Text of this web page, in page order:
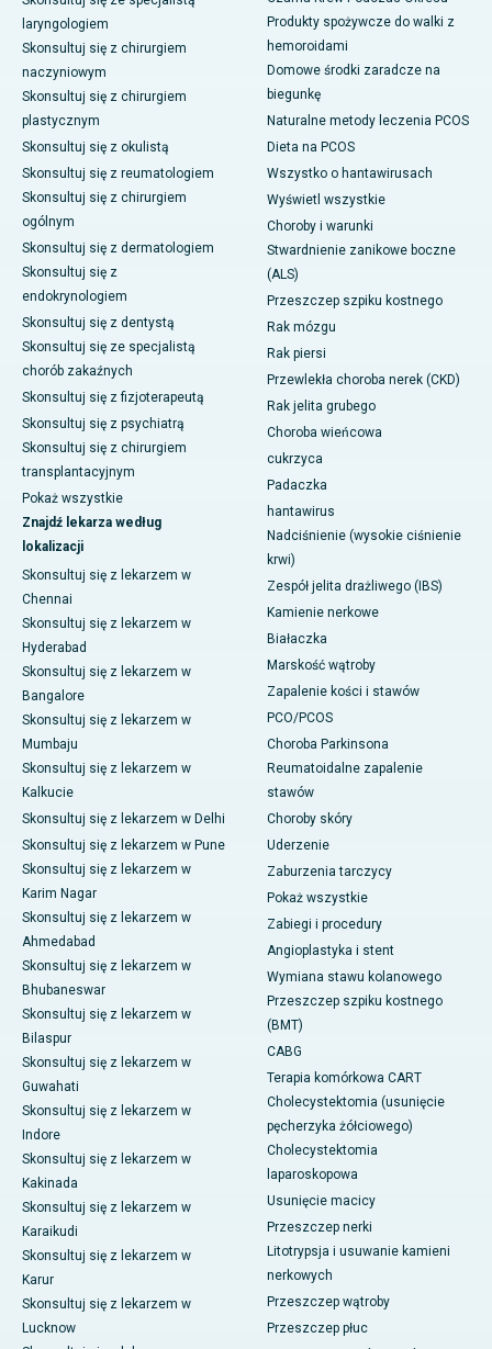
laryngologiem
Skonsultuj się z chirurgiem
naczyniowym
Skonsultuj się z chirurgiem
plastycznym
Skonsultuj się z okulistą
Skonsultuj się z reumatologiem
Skonsultuj się z chirurgiem
ogólnym
Skonsultuj się z dermatologiem
Skonsultuj się z
endokrynologiem
Skonsultuj się z dentystą
Skonsultuj się ze specjalistą
chorób zakaźnych
Skonsultuj się z fizjoterapeutą
Skonsultuj się z psychiatrą
Skonsultuj się z chirurgiem
transplantacyjnym
Pokaż wszystkie
Znajdź lekarza według
lokalizacji
Skonsultuj się z lekarzem w
Chennai
Skonsultuj się z lekarzem w
Hyderabad
Skonsultuj się z lekarzem w
Bangalore
Skonsultuj się z lekarzem w
Mumbaju
Skonsultuj się z lekarzem w
Kalkucie
Skonsultuj się z lekarzem w Delhi
Skonsultuj się z lekarzem w Pune
Skonsultuj się z lekarzem w
Karim Nagar
Skonsultuj się z lekarzem w
Ahmedabad
Skonsultuj się z lekarzem w
Bhubaneswar
Skonsultuj się z lekarzem w
Bilaspur
Skonsultuj się z lekarzem w
Guwahati
Skonsultuj się z lekarzem w
Indore
Skonsultuj się z lekarzem w
Kakinada
Skonsultuj się z lekarzem w
Karaikudi
Skonsultuj się z lekarzem w
Karur
Skonsultuj się z lekarzem w
Lucknow
Produkty spożywcze do walki z
hemoroidami
Domowe środki zaradcze na
biegunkę
Naturalne metody leczenia PCOS
Dieta na PCOS
Wszystko o hantawirusach
Wyświetl wszystkie
Choroby i warunki
Stwardnienie zanikowe boczne
(ALS)
Przeszczep szpiku kostnego
Rak mózgu
Rak piersi
Przewlekła choroba nerek (CKD)
Rak jelita grubego
Choroba wieńcowa
cukrzyca
Padaczka
hantawirus
Nadciśnienie (wysokie ciśnienie
krwi)
Zespół jelita drażliwego (IBS)
Kamienie nerkowe
Białaczka
Marskość wątroby
Zapalenie kości i stawów
PCO/PCOS
Choroba Parkinsona
Reumatoidalne zapalenie
stawów
Choroby skóry
Uderzenie
Zaburzenia tarczycy
Pokaż wszystkie
Zabiegi i procedury
Angioplastyka i stent
Wymiana stawu kolanowego
Przeszczep szpiku kostnego
(BMT)
CABG
Terapia komórkowa CART
Cholecystektomia (usunięcie
pęcherzyka żółciowego)
Cholecystektomia
laparoskopowa
Usunięcie macicy
Przeszczep nerki
Litotrypsja i usuwanie kamieni
nerkowych
Przeszczep wątroby
Przeszczep płuc